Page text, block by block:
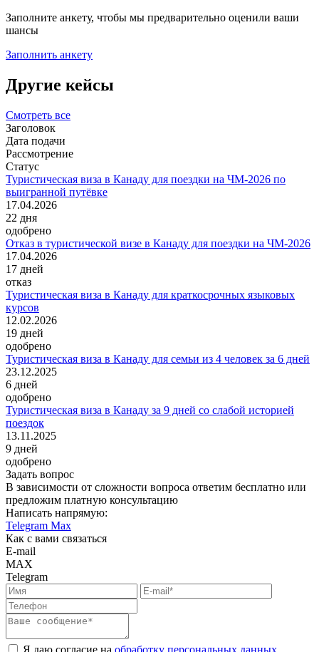
Заполните анкету, чтобы мы предварительно оценили ваши
шансы
Заполнить анкету
Другие кейсы
Смотреть все
Заголовок
Дата подачи
Рассмотрение
Статус
Туристическая виза в Канаду для поездки на ЧМ-2026 по
выигранной путёвке
17.04.2026
22 дня
одобрено
Отказ в туристической визе в Канаду для поездки на ЧМ-2026
17.04.2026
17 дней
отказ
Туристическая виза в Канаду для краткосрочных языковых
курсов
12.02.2026
19 дней
одобрено
Туристическая виза в Канаду для семьи из 4 человек за 6 дней
23.12.2025
6 дней
одобрено
Туристическая виза в Канаду за 9 дней со слабой историей
поездок
13.11.2025
9 дней
одобрено
Задать вопрос
В зависимости от сложности вопроса ответим бесплатно или
предложим платную консультацию
Написать напрямую:
Telegram Max
Как с вами связаться
E-mail
MAX
Telegram
Я даю согласие на обработку персональных данных